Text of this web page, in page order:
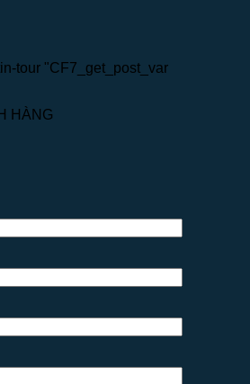
tour "CF7_get_post_var
HÀNG